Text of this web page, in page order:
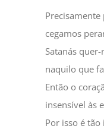
cegamos
Satanás
naquilo que
Então o
insensível às
Por isso é